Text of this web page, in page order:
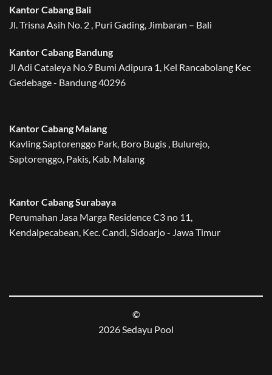
Kantor Cabang Bali
Jl. Trisna Asih No. 2 , Puri Gading, Jimbaran – Bali
Kantor Cabang Bandung
Jl Adi Cataleya No.9 Bumi Adipura 1, Kel Rancabolang Kec
Gedebage - Bandung 40296
Kantor Cabang Malang
Kavling Saptorenggo Park, Boro Bugis , Bulurejo,
Saptorenggo, Pakis, Kab. Malang
Kantor Cabang Surabaya
Perumahan Jasa Marga Residence C3 no 11,
Kendalpecabean, Kec. Candi, Sidoarjo - Jawa Timur
©
2026 Sedayu Pool